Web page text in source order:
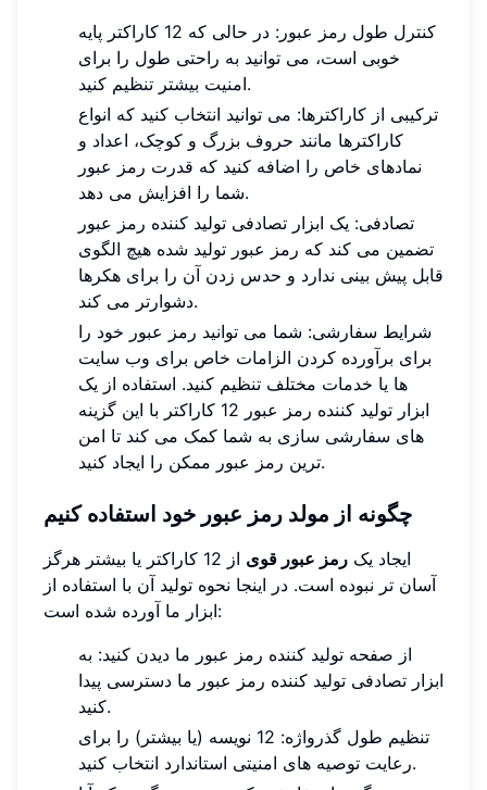
کنترل طول رمز عبور: در حالی که 12 کاراکتر پایه
خوبی است، می توانید به راحتی طول را برای
امنیت بیشتر تنظیم کنید.
ترکیبی از کاراکترها: می توانید انتخاب کنید که انواع
کاراکترها مانند حروف بزرگ و کوچک، اعداد و
نمادهای خاص را اضافه کنید که قدرت رمز عبور
شما را افزایش می دهد.
تصادفی: یک ابزار تصادفی تولید کننده رمز عبور
تضمین می کند که رمز عبور تولید شده هیچ الگوی
قابل پیش بینی ندارد و حدس زدن آن را برای هکرها
دشوارتر می کند.
شرایط سفارشی: شما می توانید رمز عبور خود را
برای برآورده کردن الزامات خاص برای وب سایت
ها یا خدمات مختلف تنظیم کنید. استفاده از یک
ابزار تولید کننده رمز عبور 12 کاراکتر با این گزینه
های سفارشی سازی به شما کمک می کند تا امن
ترین رمز عبور ممکن را ایجاد کنید.
چگونه از مولد رمز عبور خود استفاده کنیم
ایجاد یک رمز عبور قوی
از 12 کاراکتر یا بیشتر هرگز
آسان تر نبوده است. در اینجا نحوه تولید آن با استفاده از
ابزار ما آورده شده است:
از صفحه تولید کننده رمز عبور ما دیدن کنید: به
ابزار تصادفی تولید کننده رمز عبور ما دسترسی پیدا
کنید.
تنظیم طول گذرواژه: 12 نویسه (یا بیشتر) را برای
رعایت توصیه های امنیتی استاندارد انتخاب کنید.